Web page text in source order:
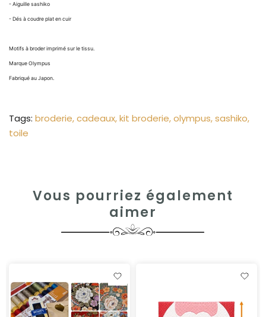
- Aiguille sashiko
- Dés à coudre plat en cuir
Motifs à broder imprimé sur le tissu.
Marque Olympus
Fabriqué au Japon.
Tags: broderie cadeaux kit broderie olympus sashiko
toile
Vous pourriez également
aimer